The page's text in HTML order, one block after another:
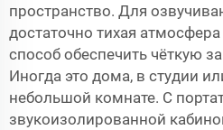
пространство. Для
достаточно тихая
способ обеспечить чёткую
Иногда это дома, в студии
небольшой комнате. С
звукоизолированной